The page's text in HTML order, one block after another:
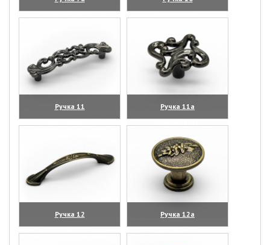
(увеличить)
(увеличить)
Ручка 11
(увеличить)
Ручка 11а
(увеличить)
Ручка 12
(увеличить)
Ручка 12а
(увеличить)